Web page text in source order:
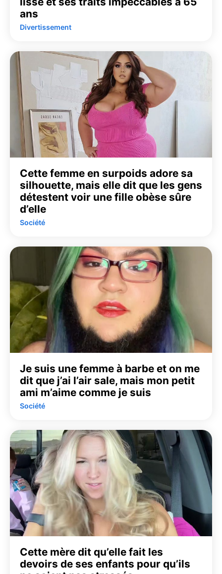
ans
Divertissement
Cette femme en surpoids adore sa
silhouette, mais elle dit que les gens
détestent voir une fille obèse sûre
d’elle
Société
Je suis une femme à barbe et on me
dit que j’ai l’air sale, mais mon petit
ami m’aime comme je suis
Société
Cette mère dit qu’elle fait les
devoirs de ses enfants pour qu’ils